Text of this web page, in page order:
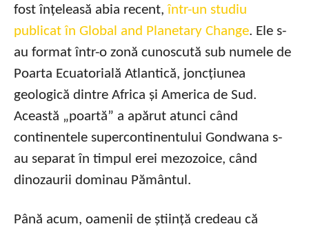
fost înțeleasă abia recent,într-un studiu
publicat în Global and Planetary Change. Ele s-
au format într-o zonă cunoscută sub numele de
Poarta Ecuatorială Atlantică, joncțiunea
geologică dintre Africa și America de Sud.
Această „poartă” a apărut atunci când
continentele supercontinentului Gondwana s-
au separat în timpul erei mezozoice, când
dinozaurii dominau Pământul.
Până acum, oamenii de știință credeau că